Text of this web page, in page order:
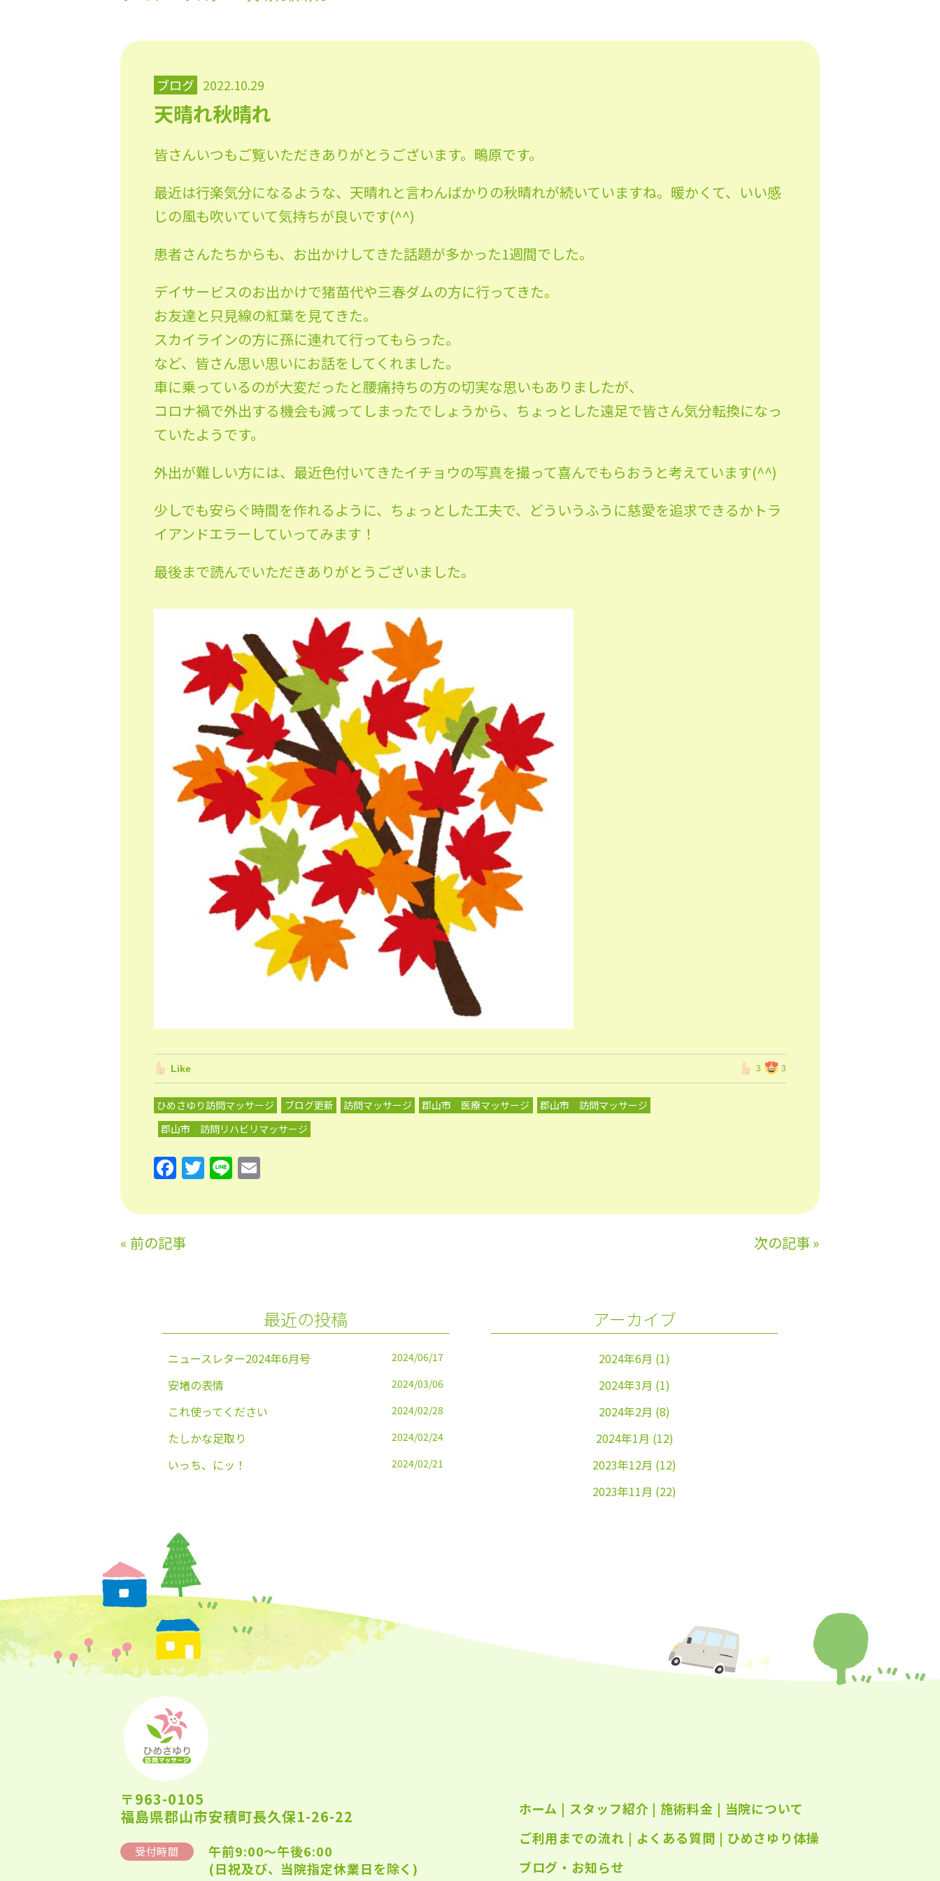
ブログ 2022.10.29
天晴れ秋晴れ
皆さんいつもご覧いただきありがとうございます。鴫原です。
最近は行楽気分になるような、天晴れと言わんばかりの秋晴れが続いていますね。暖かくて、いい感
じの風も吹いていて気持ちが良いです(^^)
患者さんたちからも、お出かけしてきた話題が多かった1週間でした。
デイサービスのお出かけで猪苗代や三春ダムの方に行ってきた。
お友達と只見線の紅葉を見てきた。
スカイラインの方に孫に連れて行ってもらった。
など、皆さん思い思いにお話をしてくれました。
車に乗っているのが大変だったと腰痛持ちの方の切実な思いもありましたが、
コロナ禍で外出する機会も減ってしまったでしょうから、ちょっとした遠足で皆さん気分転換になっ
ていたようです。
外出が難しい方には、最近色付いてきたイチョウの写真を撮って喜んでもらおうと考えています(^^)
少しでも安らぐ時間を作れるように、ちょっとした工夫で、どういうふうに慈愛を追求できるかトラ
イアンドエラーしていってみます！
最後まで読んでいただきありがとうございました。
Like 3 3
ひめさゆり訪問マッサージ ブログ更新 訪問マッサージ 郡山市 医療マッサージ
郡山市 訪問マッサージ
郡山市 訪問リハビリマッサージ
F
a
c
e
b
k
T
w
itt
Li
n
e ai
« 前の記事 次の記事»
最近の投稿
ニュースレター2024年6月号 2024/06/17
安堵の表情 2024/03/06
これ使ってください 2024/02/28
たしかな足取り 2024/02/24
いっち、にッ！ 2024/02/21
アーカイブ
2024年6月 (1)
2024年3月 (1)
2024年2月 (8)
2024年1月 (12)
2023年12月 (12)
2023年11月 (22)
(24)
(23)
2022年11月
(25)
2022年10月(25)
2022年9月
〒963-0105
福島県郡山市安積町長久保1-26-22
受付時間
午前9:00～午後6:00
(日祝及び、当院指定休業日を除く)
ホーム | スタッフ紹介 | 施術料金 | 当院について
ご利用までの流れ | よくある質問 | ひめさゆり体操
ブログ・お知らせ